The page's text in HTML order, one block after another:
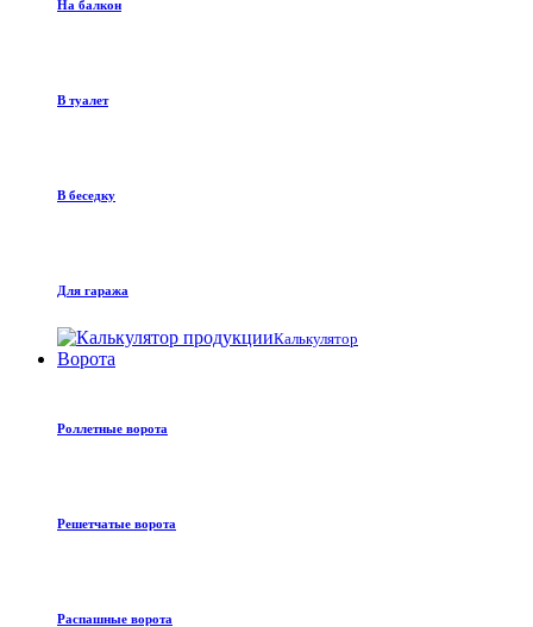
На балкон
В туалет
В беседку
Для гаража
Калькулятор
Ворота
Роллетные ворота
Решетчатые ворота
Распашные ворота